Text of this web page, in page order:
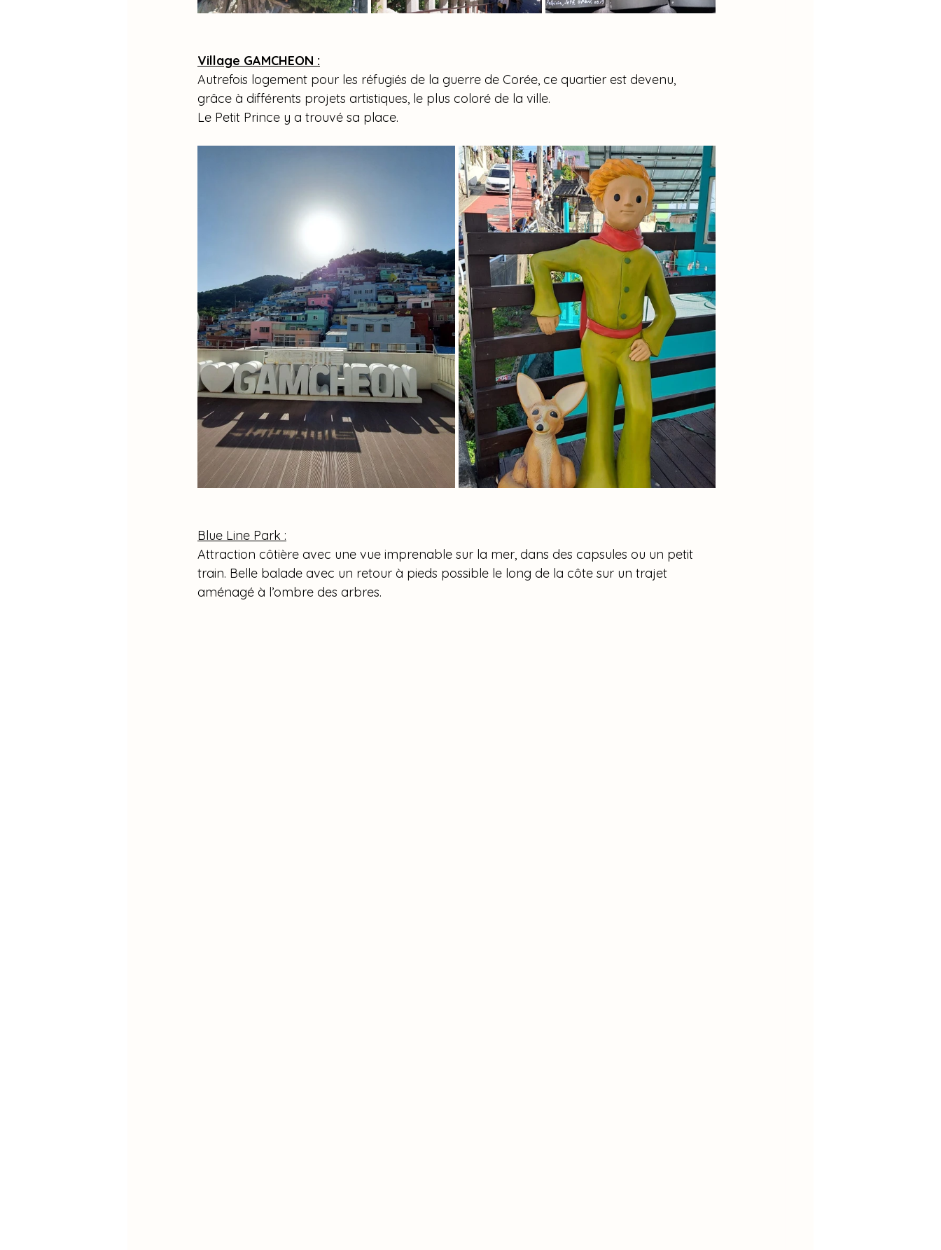
Village GAMCHEON :
Autrefois logement pour les réfugiés de la guerre de Corée, ce quartier est devenu,
grâce à différents projets artistiques, le plus coloré de la ville.
Le Petit Prince y a trouvé sa place.
Blue Line Park :
Attraction côtière avec une vue imprenable sur la mer, dans des capsules ou un petit
train. Belle balade avec un retour à pieds possible le long de la côte sur un trajet
aménagé à l’ombre des arbres.